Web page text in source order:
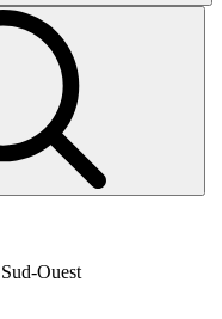
Ouest